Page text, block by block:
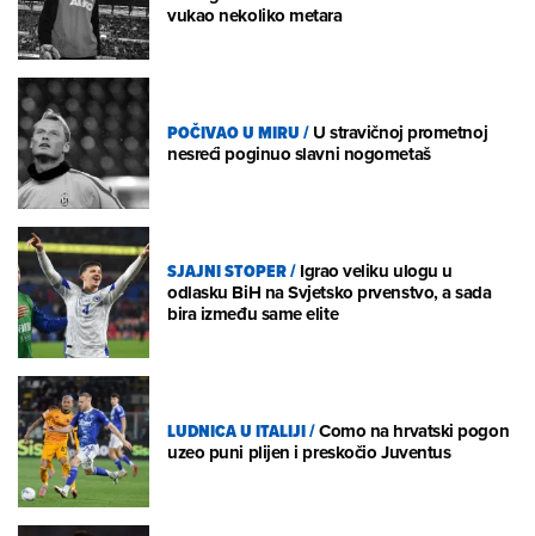
vukao nekoliko metara
POČIVAO U MIRU/U stravičnoj prometnoj
nesreći poginuo slavni nogometaš
SJAJNI STOPER/Igrao veliku ulogu u
odlasku BiH na Svjetsko prvenstvo, a sada
bira između same elite
LUDNICA U ITALIJI/Como na hrvatski pogon
uzeo puni plijen i preskočio Juventus